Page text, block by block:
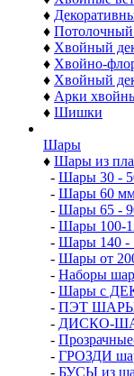
Изделия из
♦Хвойные
♦ Хвойные
Хвойные
Потолочный
Хвойный
Хвойно-
Хвойный
Арки
Шишки